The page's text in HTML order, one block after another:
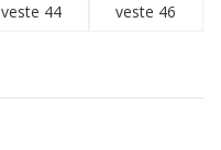
veste 44 veste 46